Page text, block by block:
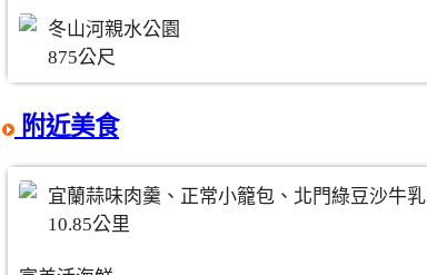
冬山河親水公園
875公尺
附近美食
宜蘭蒜味肉羹、正常小籠包、北門綠豆沙牛乳
10.85公里